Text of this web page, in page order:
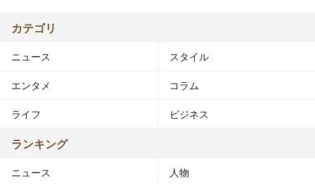
カテゴリ
ニュース スタイル
エンタメ コラム
ライフ ビジネス
ランキング
ニュース 人物